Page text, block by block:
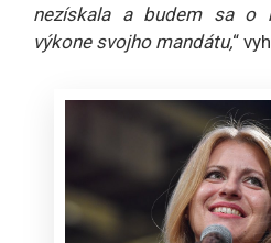
nezískala a budem sa o
výkone svojho mandátu,“